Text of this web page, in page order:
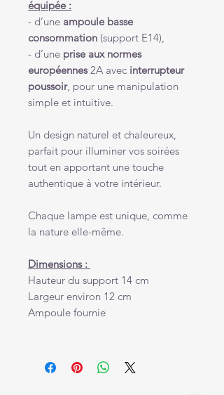
équipée :
- d’une ampoule basse
consommation (support E14),
- d’une prise aux normes
européennes2A avec interrupteur
poussoir, pour une manipulation
simple et intuitive.
Un design naturel et chaleureux,
parfait pour illuminer vos soirées
tout en apportant une touche
authentique à votre intérieur.
Chaque lampe est unique, comme
la nature elle-même.
Dimensions :
Hauteur du support 14 cm
Largeur environ 12 cm
Ampoule fournie